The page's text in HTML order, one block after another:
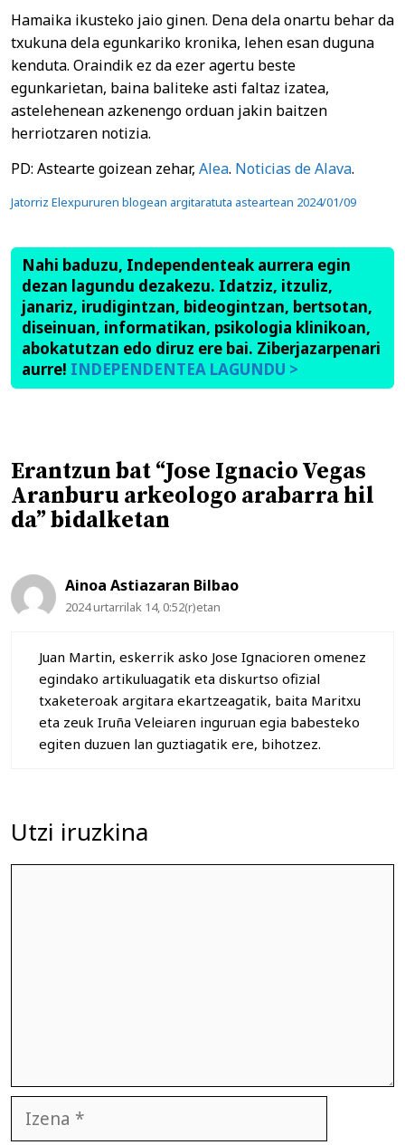
Hamaika ikusteko jaio ginen. Dena dela onartu behar da
txukuna dela egunkariko kronika, lehen esan duguna
kenduta. Oraindik ez da ezer agertu beste
egunkarietan, baina baliteke asti faltaz izatea,
astelehenean azkenengo orduan jakin baitzen
herriotzaren notizia.
PD: Astearte goizean zehar, Alea. Noticias de Alava.
Jatorriz Elexpururen blogean argitaratuta asteartean 2024/01/09
Nahi baduzu, Independenteak aurrera egin
dezan lagundu dezakezu. Idatziz, itzuliz,
janariz, irudigintzan, bideogintzan, bertsotan,
diseinuan, informatikan, psikologia klinikoan,
abokatutzan edo diruz ere bai. Ziberjazarpenari
aurre! INDEPENDENTEA LAGUNDU >
Erantzun bat “Jose Ignacio Vegas
Aranburu arkeologo arabarra hil
da” bidalketan
Ainoa Astiazaran Bilbao
2024 urtarrilak 14, 0:52(r)etan
Juan Martin, eskerrik asko Jose Ignacioren omenez
egindako artikuluagatik eta diskurtso ofizial
txaketeroak argitara ekartzeagatik, baita Maritxu
eta zeuk Iruña Veleiaren inguruan egia babesteko
egiten duzuen lan guztiagatik ere, bihotzez.
Utzi iruzkina